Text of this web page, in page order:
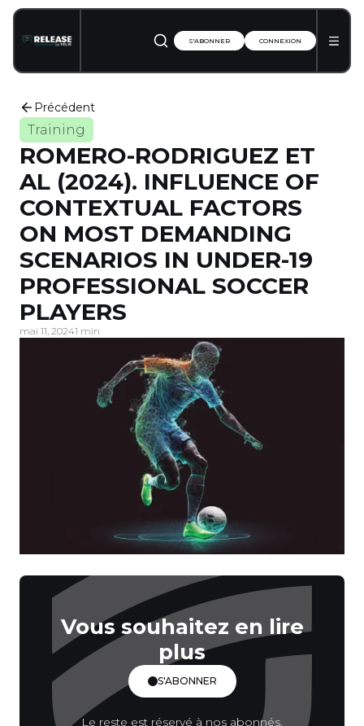
S'ABONNER CONNEXION
Précédent
Training
ROMERO-RODRIGUEZ ET
AL (2024). INFLUENCE OF
CONTEXTUAL FACTORS
ON MOST DEMANDING
SCENARIOS IN UNDER-19
PROFESSIONAL SOCCER
PLAYERS
mai 11, 20241 min
Vous souhaitez en lire
plus
S'ABONNER
Le reste est réservé à nos abonnés.